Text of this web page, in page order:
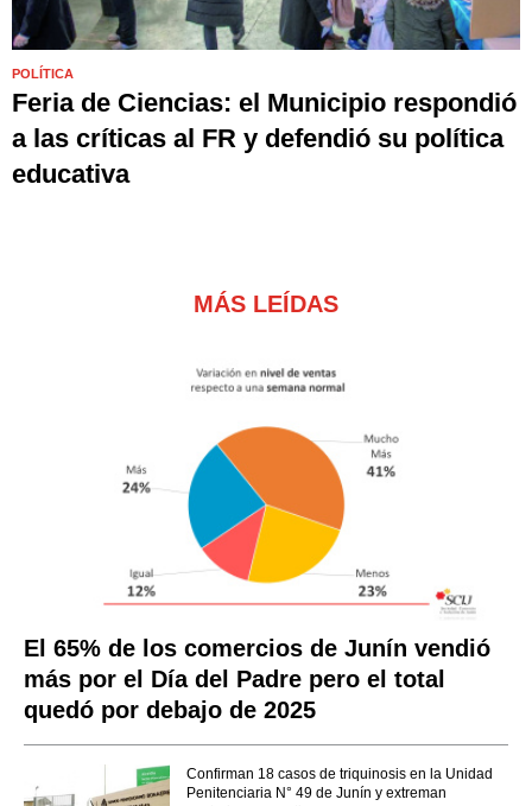
POLÍTICA
Feria de Ciencias: el Municipio respondió
a las críticas al FR y defendió su política
educativa
MÁS LEÍDAS
El 65% de los comercios de Junín vendió
más por el Día del Padre pero el total
quedó por debajo de 2025
Confirman 18 casos de triquinosis en la Unidad
Penitenciaria N° 49 de Junín y extreman